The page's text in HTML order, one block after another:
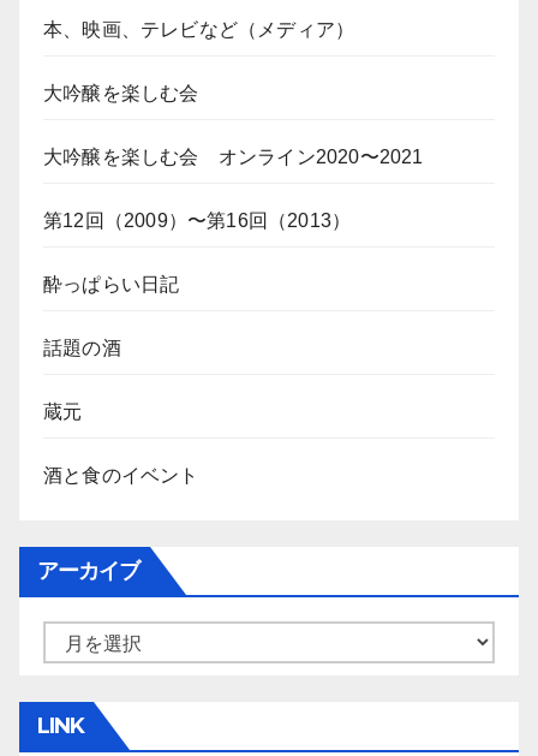
本、映画、テレビなど（メディア）
大吟醸を楽しむ会
大吟醸を楽しむ会 オンライン2020〜2021
第12回（2009）〜第16回（2013）
酔っぱらい日記
話題の酒
蔵元
酒と食のイベント
アーカイブ
LINK